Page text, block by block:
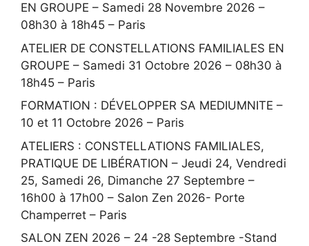
EN GROUPE – Samedi 28 Novembre 2026 –
08h30 à 18h45 – Paris
ATELIER DE CONSTELLATIONS FAMILIALES EN
GROUPE – Samedi 31 Octobre 2026 – 08h30 à
18h45 – Paris
FORMATION : DÉVELOPPER SA MEDIUMNITE –
10 et 11 Octobre 2026 – Paris
ATELIERS : CONSTELLATIONS FAMILIALES,
PRATIQUE DE LIBÉRATION – Jeudi 24, Vendredi
25, Samedi 26, Dimanche 27 Septembre –
16h00 à 17h00 – Salon Zen 2026- Porte
Champerret – Paris
SALON ZEN 2026 – 24 -28 Septembre -Stand